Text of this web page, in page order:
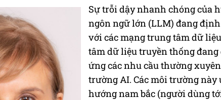
Sự trỗi dậy nhanh chóng của
ngôn ngữ lớn (LLM) đang
với các mạng trung tâm dữ
tâm dữ liệu truyền thống
ứng các nhu cầu thường
trường AI. Các môi trường
hướng nam bắc (người dùng